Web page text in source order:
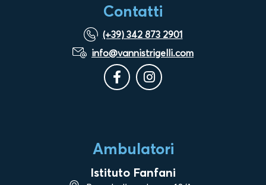
Contatti
(+39) 342 873 2901
info@vannistrigelli.com
Ambulatori
Istituto Fanfani